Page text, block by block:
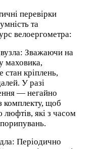
перевірки
та
велоергометра:
Зважаючи на
маховика,
стан кріплень,
У разі
— негайно
комплекту, щоб
люфтів, які з часом
Періодично